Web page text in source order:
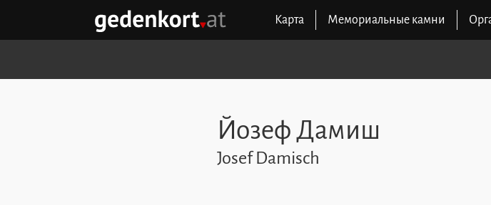
Перейти к содержимому
Перейти к навигации
Перейти к быстрым ссылкам
GEDENKORT - ГЛАВНАЯ
Карта Мемориальные камни
Йозеф Дамиш
Josef Damisch